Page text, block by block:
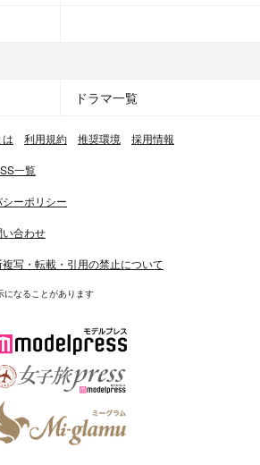
ドラマ一覧
利用規約 推奨環境 採用情報
一覧
ーポリシー
合わせ
写・転載・引用の禁止について
になることがあります